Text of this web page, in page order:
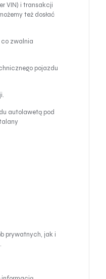
VIN) i transakcji
też dosłać
co zwalnia
pojazdu
autolawetą pod
prywatnych, jak i